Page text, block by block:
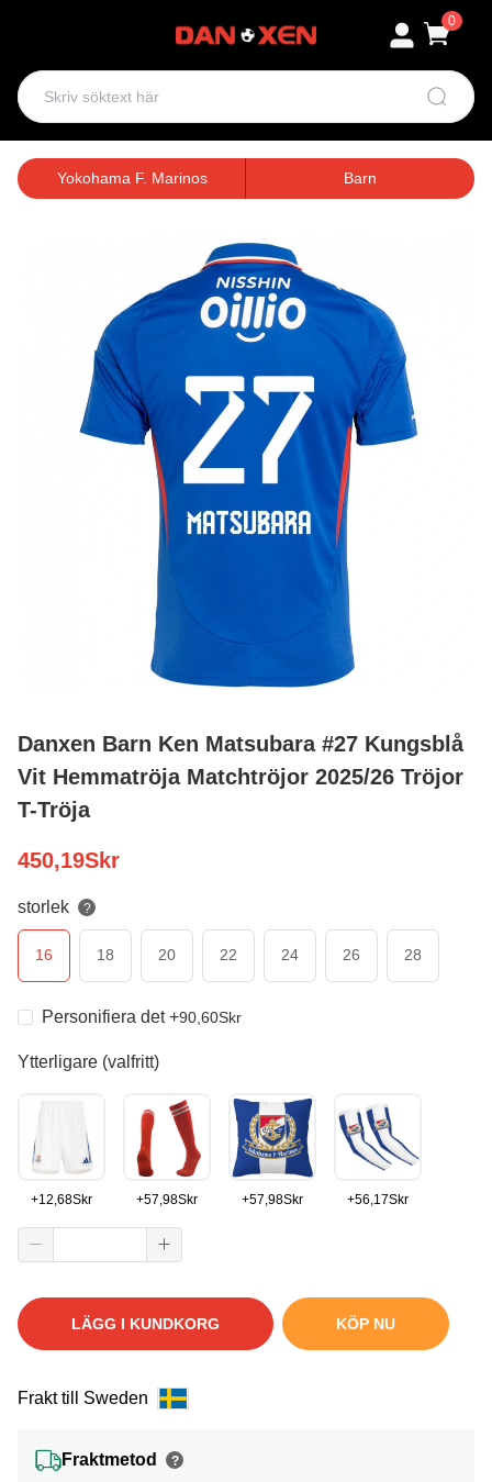
0
Yokohama F. Marinos Barn
Danxen Barn Ken Matsubara #27 Kungsblå
Vit Hemmatröja Matchtröjor 2025/26 Tröjor
T-Tröja
450,19Skr
storlek ?
16 18 20 22 24 26 28
Personifiera det+90,60Skr
Ytterligare (valfritt)
+12,68Skr +57,98Skr +57,98Skr +56,17Skr
LÄGG I KUNDKORG KÖP NU
Frakt till Sweden
Fraktmetod ?